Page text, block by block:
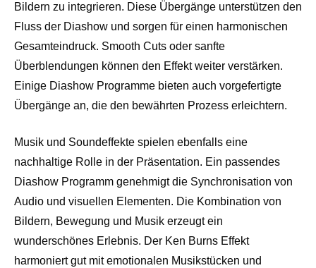
Bildern zu integrieren. Diese Übergänge unterstützen den
Fluss der Diashow und sorgen für einen harmonischen
Gesamteindruck. Smooth Cuts oder sanfte
Überblendungen können den Effekt weiter verstärken.
Einige Diashow Programme bieten auch vorgefertigte
Übergänge an, die den bewährten Prozess erleichtern.
Musik und Soundeffekte spielen ebenfalls eine
nachhaltige Rolle in der Präsentation. Ein passendes
Diashow Programm genehmigt die Synchronisation von
Audio und visuellen Elementen. Die Kombination von
Bildern, Bewegung und Musik erzeugt ein
wunderschönes Erlebnis. Der Ken Burns Effekt
harmoniert gut mit emotionalen Musikstücken und